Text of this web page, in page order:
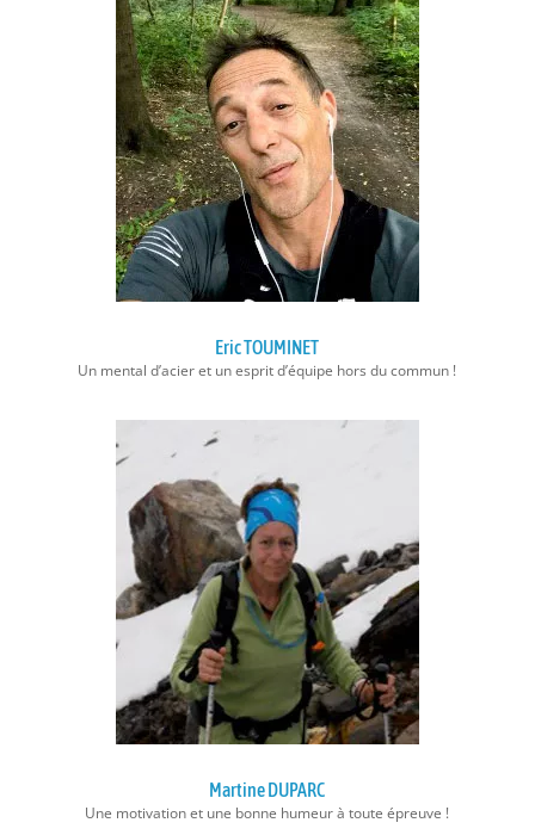
Eric TOUMINET
Un mental d’acier et un esprit d’équipe hors du commun !
Martine DUPARC
Une motivation et une bonne humeur à toute épreuve !